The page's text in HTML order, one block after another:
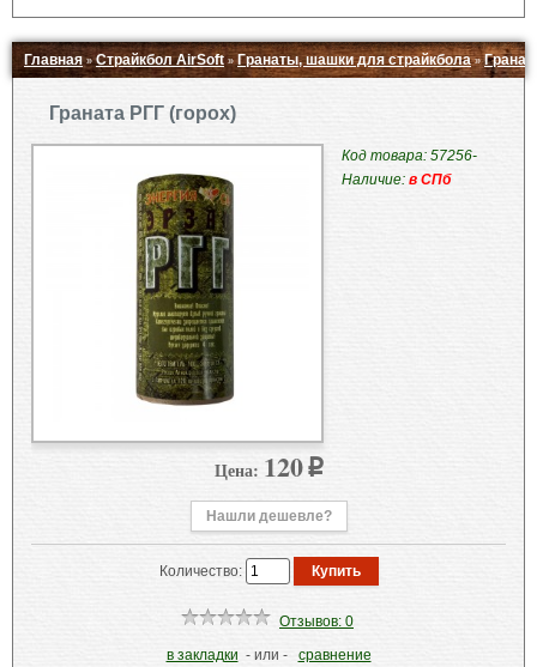
Главная»Страйкбол AirSoft » Гранаты, шашки для страйкбола»
Граната РГГ (горох)
Код товара: 57256-
Наличие: в СПб
Цена: 120p
Нашли дешевле?
Количество:
Отзывов: 0
в закладки - или - сравнение